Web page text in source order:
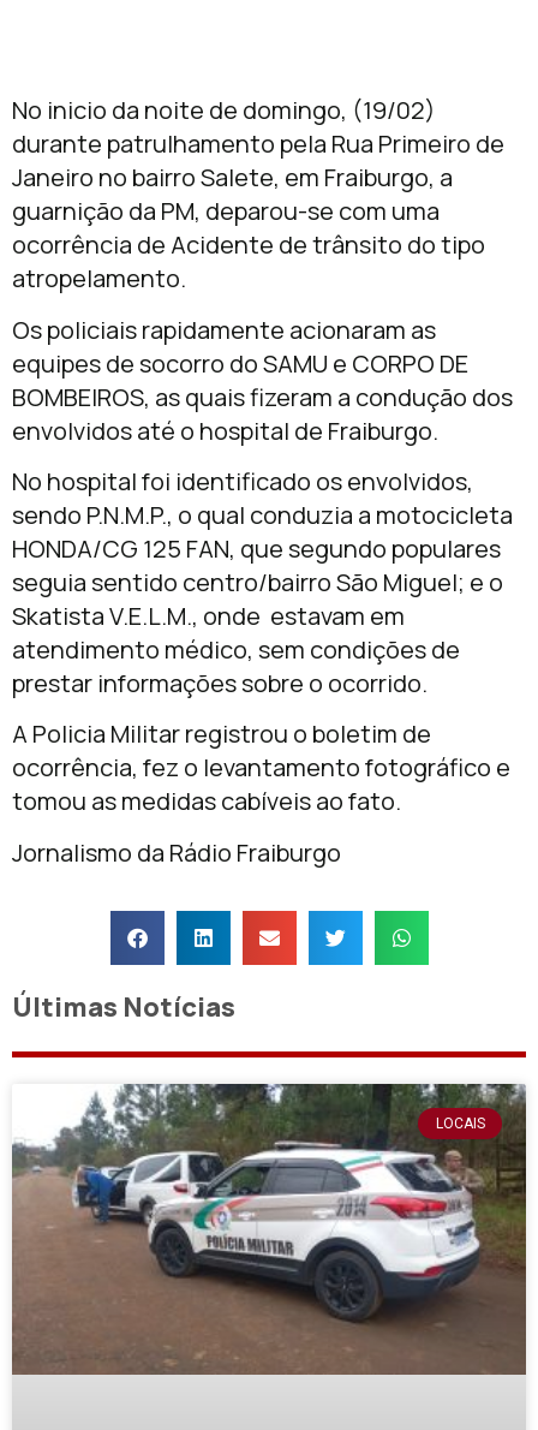
No inicio da noite de domingo, (19/02)
durante patrulhamento pela Rua Primeiro de
Janeiro no bairro Salete, em Fraiburgo, a
guarnição da PM, deparou-se com uma
ocorrência de Acidente de trânsito do tipo
atropelamento.
Os policiais rapidamente acionaram as
equipes de socorro do SAMU e CORPO DE
BOMBEIROS, as quais fizeram a condução dos
envolvidos até o hospital de Fraiburgo.
No hospital foi identificado os envolvidos,
sendo P.N.M.P., o qual conduzia a motocicleta
HONDA/CG 125 FAN, que segundo populares
seguia sentido centro/bairro São Miguel; e o
Skatista V.E.L.M., onde estavam em
atendimento médico, sem condições de
prestar informações sobre o ocorrido.
A Policia Militar registrou o boletim de
ocorrência, fez o levantamento fotográfico e
tomou as medidas cabíveis ao fato.
Jornalismo da Rádio Fraiburgo
Últimas Notícias
LOCAIS